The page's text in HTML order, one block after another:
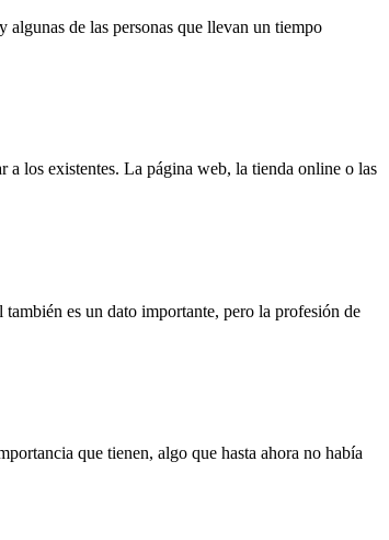
algunas de las personas que llevan un tiempo
a los existentes. La página web, la tienda online o las
es un dato importante, pero la profesión de
que tienen, algo que hasta ahora no había